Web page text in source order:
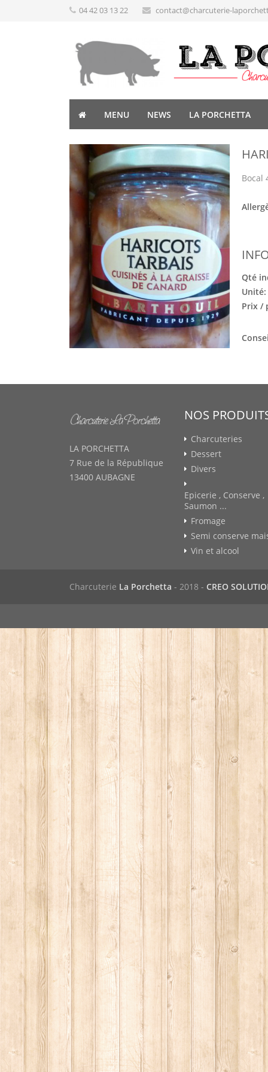
04 42 03 13 22 contact@charcuterie-
MENU NEWS LA PORCHETTA
Bocal
Qté
Unité:
Prix /
LA PORCHETTA
7 Rue de la République
13400 AUBAGNE
NOS
Charcuteries
Dessert
Divers
Epicerie , Conserve ,
Saumon ...
Fromage
Semi conserve
Vin et alcool
Charcuterie La Porchetta - 2018 - CREO